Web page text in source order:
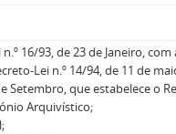
16/93, de 23 de Janeiro, com
Lei n.º 14/94, de 11 de
Setembro, que estabelece o
Arquivístico;